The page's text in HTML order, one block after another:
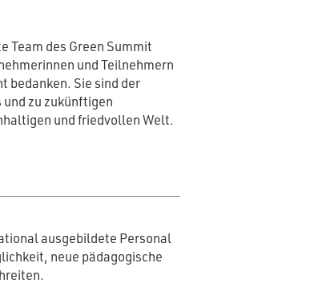
Team des Green Summit
und Teilnehmern
bedanken. Sie sind der
zu zukünftigen
und friedvollen Welt.
ausgebildete Personal
neue pädagogische